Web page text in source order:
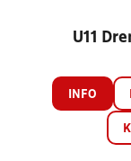
U11
INFO